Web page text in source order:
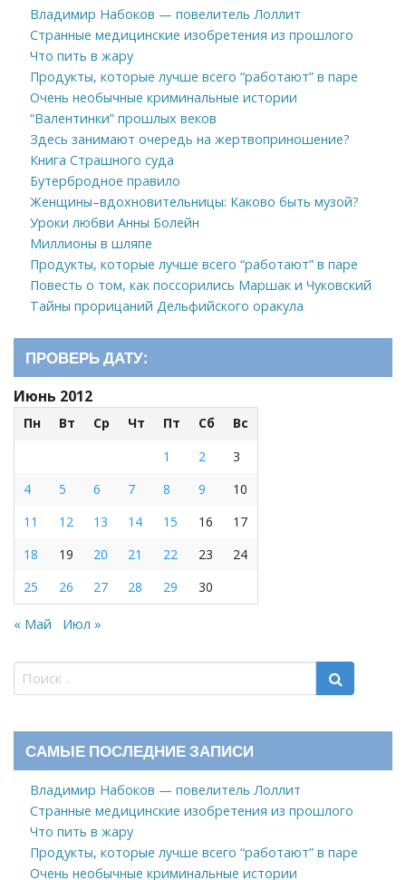
Владимир Набоков — повелитель Лоллит
Странные медицинские изобретения из прошлого
Что пить в жару
Продукты, которые лучше всего “работают” в паре
Очень необычные криминальные истории
“Валентинки” прошлых веков
Здесь занимают очередь на жертвоприношение?
Книга Страшного суда
Бутербродное правило
Женщины–вдохновительницы: Каково быть музой?
Уроки любви Анны Болейн
Миллионы в шляпе
Продукты, которые лучше всего “работают” в паре
Повесть о том, как поссорились Маршак и Чуковский
Тайны прорицаний Дельфийского оракула
ПРОВЕРЬ ДАТУ:
Июнь 2012
Пн Вт Ср Чт Пт Сб
Вс
1
2
3
4
5 6 7 8 9
10
11
12 13 14 15 16
17
18
19 20 21 22 23
24
25
26 27 28 29 30
« Май Июл »
САМЫЕ ПОСЛЕДНИЕ ЗАПИСИ
Владимир Набоков — повелитель Лоллит
Странные медицинские изобретения из прошлого
Что пить в жару
Продукты, которые лучше всего “работают” в паре
Очень необычные криминальные истории